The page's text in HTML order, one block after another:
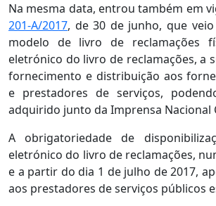
Na mesma data, entrou também em
201-A/2017, de 30 de junho, que
modelo de livro de reclamações
eletrónico do livro de reclamações, a
fornecimento e distribuição aos
e prestadores de serviços,
adquirido junto da Imprensa Nacional
A obrigatoriedade de
eletrónico do livro de reclamações,
e a partir do dia 1 de julho de 2017,
aos prestadores de serviços públicos